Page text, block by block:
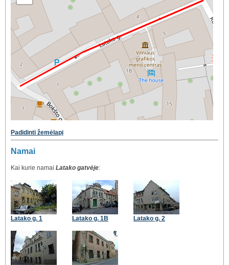
Padidinti žemėlapį
Namai
Kai kurie namai Latako gatvėje:
Latako g. 1 Latako g. 1B Latako g. 2